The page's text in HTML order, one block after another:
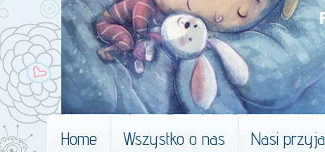
Home Wszystko o nas Nasi